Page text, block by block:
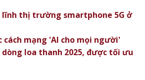
lĩnh thị trường smartphone 5G ở
cách mạng 'AI cho mọi người'
loa thanh 2025, được tối ưu